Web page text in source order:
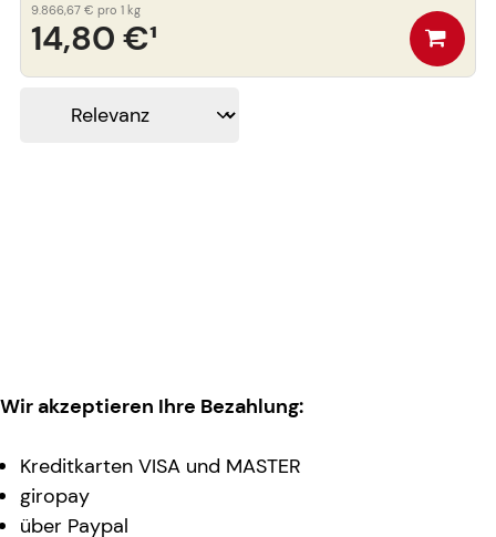
14,80 €¹
9.866,67 € pro 1 kg
Wir akzeptieren Ihre Bezahlung:
Kreditkarten VISA und MASTER
giropay
über Paypal